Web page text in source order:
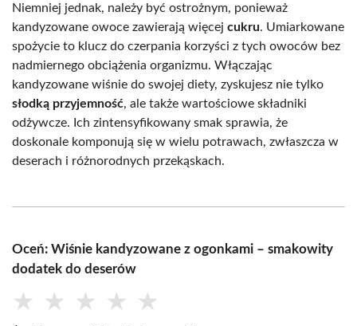
Niemniej jednak, należy być ostrożnym, ponieważ
kandyzowane owoce zawierają więcej cukru. Umiarkowane
spożycie to klucz do czerpania korzyści z tych owoców bez
nadmiernego obciążenia organizmu. Włączając
kandyzowane wiśnie do swojej diety, zyskujesz nie tylko
słodką przyjemność, ale także wartościowe składniki
odżywcze. Ich zintensyfikowany smak sprawia, że
doskonale komponują się w wielu potrawach, zwłaszcza w
deserach i różnorodnych przekąskach.
Oceń: Wiśnie kandyzowane z ogonkami – smakowity
dodatek do deserów
★ ★ ★ ★ ★